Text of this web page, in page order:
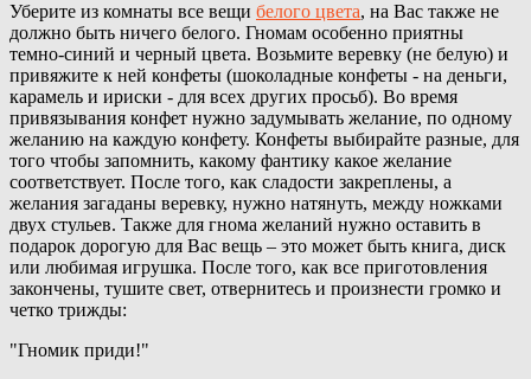
Уберите из комнаты все вещи белого цвета, на Вас также не
должно быть ничего белого. Гномам особенно приятны
темно-синий и черный цвета. Возьмите веревку (не белую) и
привяжите к ней конфеты (шоколадные конфеты - на деньги,
карамель и ириски - для всех других просьб). Во время
привязывания конфет нужно задумывать желание, по одному
желанию на каждую конфету. Конфеты выбирайте разные, для
того чтобы запомнить, какому фантику какое желание
соответствует. После того, как сладости закреплены, а
желания загаданы веревку, нужно натянуть, между ножками
двух стульев. Также для гнома желаний нужно оставить в
подарок дорогую для Вас вещь – это может быть книга, диск
или любимая игрушка. После того, как все приготовления
закончены, тушите свет, отвернитесь и произнести громко и
четко трижды:
"Гномик приди!"